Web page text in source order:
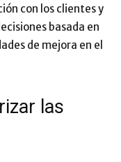
con los clientes y
basada en
de mejora en el
las